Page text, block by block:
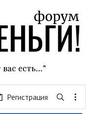
Регистрация